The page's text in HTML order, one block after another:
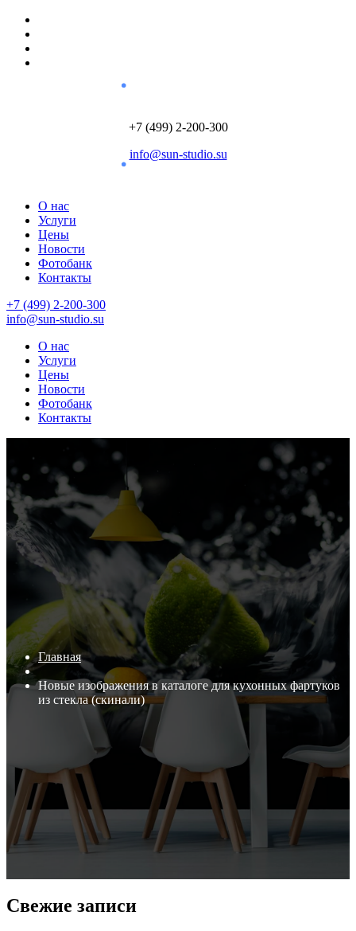
+7 (499) 2-200-300
info@sun-studio.su
О нас
Услуги
Цены
Новости
Фотобанк
Контакты
+7 (499) 2-200-300
info@sun-studio.su
О нас
Услуги
Цены
Новости
Фотобанк
Контакты
Главная
Новые изображения в каталоге для кухонных фартуков
из стекла (скинали)
Свежие записи